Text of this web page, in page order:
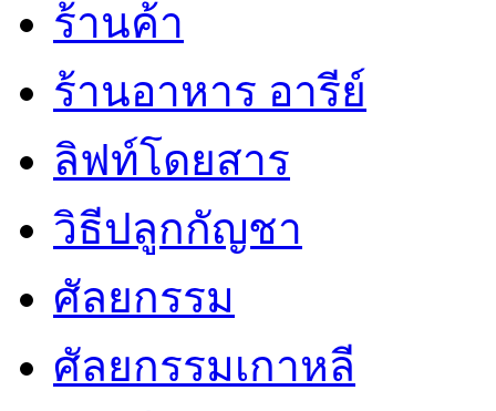
ร้านค้า
ร้านอาหาร อารีย์
ลิฟท์โดยสาร
วิธีปลูกกัญชา
ศัลยกรรม
ศัลยกรรมเกาหลี